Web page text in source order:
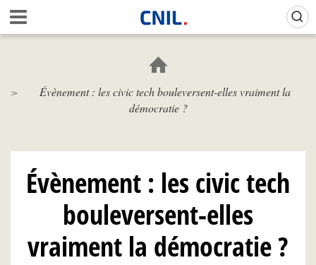
Aller
au
contenu
c
i
N
I
L
Évènement : les civic tech bouleversent-elles vraiment la
démocratie ?
Évènement : les civic tech
bouleversent-elles
vraiment la démocratie ?
Gestion de vos préférences sur les cookies (témoins de connexion)